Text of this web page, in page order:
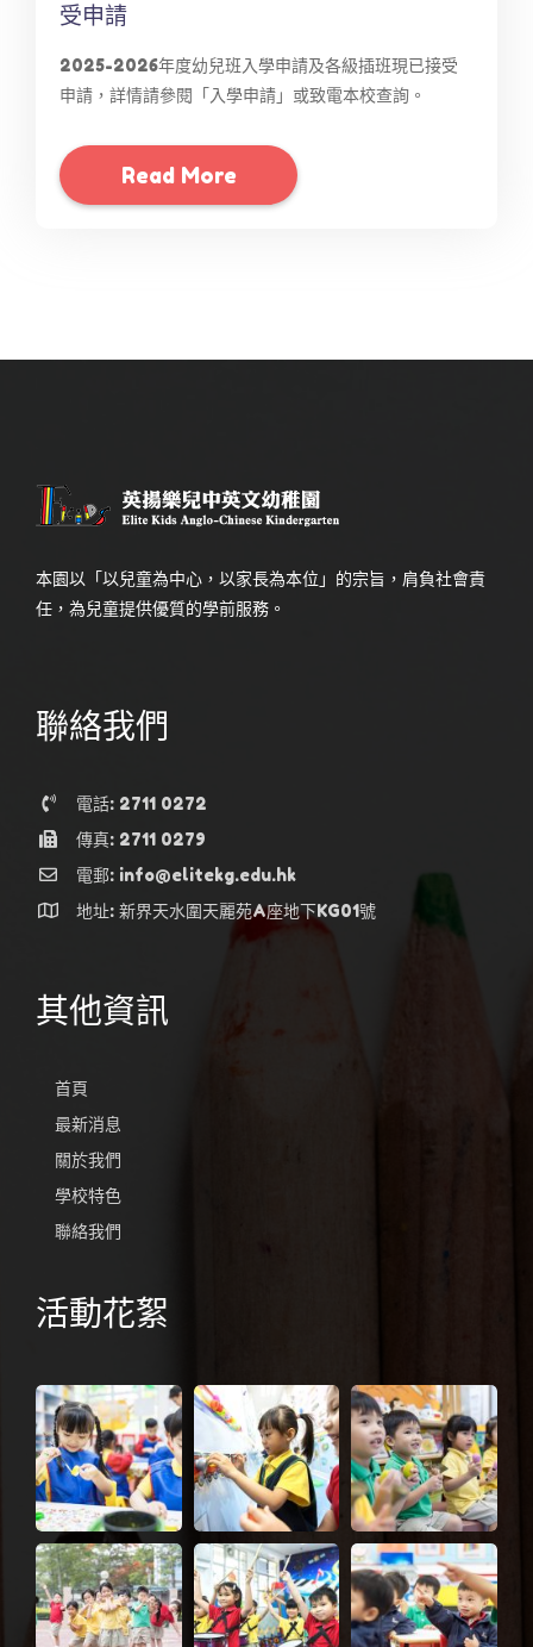
受申請
2025-2026年度幼兒班入學申請及各級插班現已接受
申請，詳情請參閱「入學申請」或致電本校查詢。
Read More
本園以「以兒童為中心，以家長為本位」的宗旨，肩負社會責
任，為兒童提供優質的學前服務。
聯絡我們
電話: 2711 0272
傳真: 2711 0279
電郵: info@elitekg.edu.hk
地址: 新界天水圍天麗苑A座地下KG01號
其他資訊
首頁
最新消息
關於我們
學校特色
聯絡我們
活動花絮